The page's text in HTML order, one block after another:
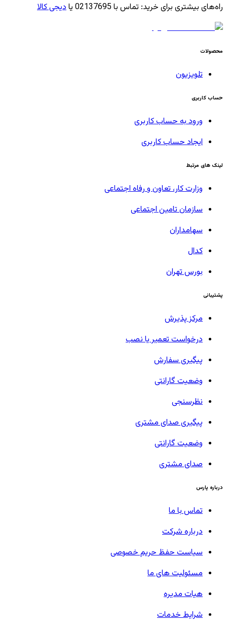
راه‌های بیشتری برای خرید: تماس با 02137695 یا دیجی کالا
محصولات
تلویزیون
حساب کاربری
ورود به حساب کاربری
ایجاد حساب کاربری
لینک های مرتبط
وزارت کار، تعاون و رفاه اجتماعی
سازمان تامین اجتماعی
سهامداران
کدال
بورس تهران
پشتیبانی
مرکز پذیرش
درخواست تعمیر یا نصب
پیگیری سفارش
وضعیت گارانتی
نظرسنجی
پیگیری صدای مشتری
وضعیت گارانتی
صدای مشتری
درباره پارس
تماس با ما
درباره شرکت
سیاست حفظ حریم خصوصی
مسئولیت های ما
هیات مدیره
شرایط خدمات